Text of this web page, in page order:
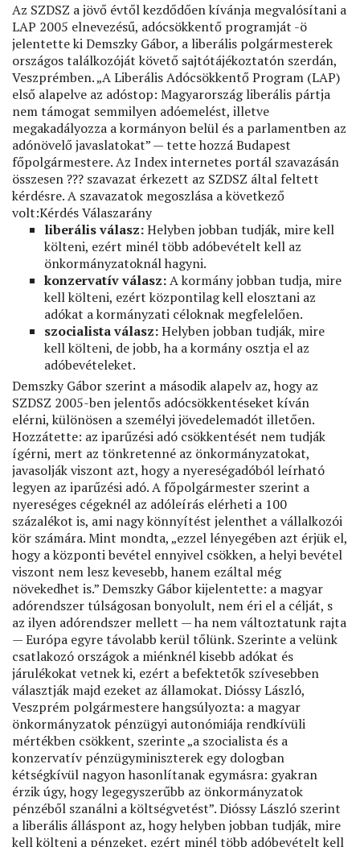
Az SZDSZ a jövő évtől kezdődően kívánja megvalósítani a
LAP 2005 elnevezésű, adócsökkentő programját -ö
jelentette ki Demszky Gábor, a liberális polgármesterek
országos találkozóját követő sajtótájékoztatón szerdán,
Veszprémben. „A Liberális Adócsökkentő Program (LAP)
első alapelve az adóstop: Magyarország liberális pártja
nem támogat semmilyen adóemelést, illetve
megakadályozza a kormányon belül és a parlamentben az
adónövelő javaslatokat” — tette hozzá Budapest
főpolgármestere. Az Index internetes portál szavazásán
összesen ??? szavazat érkezett az SZDSZ által feltett
kérdésre. A szavazatok megoszlása a következő
volt:Kérdés Válaszarány
liberális válasz:Helyben jobban tudják, mire kell
költeni, ezért minél több adóbevételt kell az
önkormányzatoknál hagyni.
konzervatív válasz:A kormány jobban tudja, mire
kell költeni, ezért központilag kell elosztani az
adókat a kormányzati céloknak megfelelően.
szocialista válasz:Helyben jobban tudják, mire
kell költeni, de jobb, ha a kormány osztja el az
adóbevételeket.
Demszky Gábor szerint a második alapelv az, hogy az
SZDSZ 2005-ben jelentős adócsökkentéseket kíván
elérni, különösen a személyi jövedelemadót illetően.
Hozzátette: az iparűzési adó csökkentését nem tudják
ígérni, mert az tönkretenné az önkormányzatokat,
javasolják viszont azt, hogy a nyereségadóból leírható
legyen az iparűzési adó. A főpolgármester szerint a
nyereséges cégeknél az adóleírás elérheti a 100
százalékot is, ami nagy könnyítést jelenthet a vállalkozói
kör számára. Mint mondta, „ezzel lényegében azt érjük el,
hogy a központi bevétel ennyivel csökken, a helyi bevétel
viszont nem lesz kevesebb, hanem ezáltal még
növekedhet is.” Demszky Gábor kijelentette: a magyar
adórendszer túlságosan bonyolult, nem éri el a célját, s
az ilyen adórendszer mellett — ha nem változtatunk rajta
— Európa egyre távolabb kerül tőlünk. Szerinte a velünk
csatlakozó országok a miénknél kisebb adókat és
járulékokat vetnek ki, ezért a befektetők szívesebben
választják majd ezeket az államokat. Dióssy László,
Veszprém polgármestere hangsúlyozta: a magyar
önkormányzatok pénzügyi autonómiája rendkívüli
mértékben csökkent, szerinte „a szocialista és a
konzervatív pénzügyminiszterek egy dologban
kétségkívül nagyon hasonlítanak egymásra: gyakran
érzik úgy, hogy legegyszerűbb az önkormányzatok
pénzéből szanálni a költségvetést”. Dióssy László szerint
a liberális álláspont az, hogy helyben jobban tudják, mire
kell költeni a pénzeket, ezért minél több adóbevételt kell